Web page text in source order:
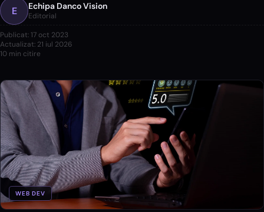
E Echipa Danco Vision
Editorial
Publicat:17 oct 2023
Actualizat: 21 iul 2026
10 min citire
WEB DEV